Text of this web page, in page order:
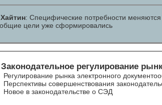
: Специфические потребности меняются
общие цели уже сформировались
Законодательное регулирование
Регулирование рынка электронного
Перспективы совершенствования
Новое в законодательстве о СЭД